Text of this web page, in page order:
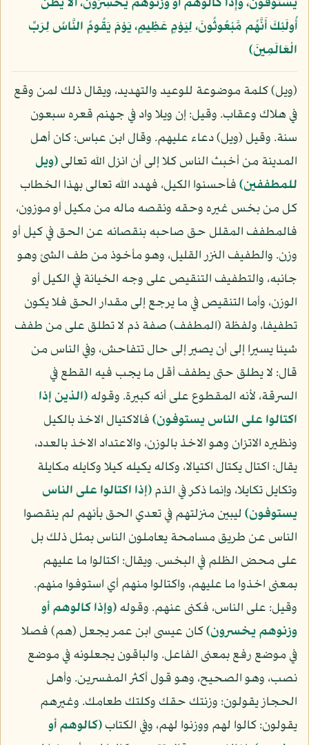
يَسْتَوْفُونَ، وَإِذَا كَالُوهُمْ أَو وَّزَنُوهُمْ يُخْسِرُونَ، أَلَا يَظُنُّ
أُولَئِكَ أَنَّهُم مَّبْعُوثُونَ، لِيَوْمٍ عَظِيمٍ، يَوْمَ يَقُومُ النَّاسُ لِرَبِّ
الْعَالَمِينَ﴾
(ويل) كلمة موضوعة للوعيد والتهديد، ويقال ذلك لمن وقع
في هلاك وعقاب. وقيل: إن ويلا واد في جهنم قعره سبعون
سنة. وقيل (ويل) دعاء عليهم. وقال ابن عباس: كان أهل
المدينة من أخبث الناس كلا إلى أن انزل الله تعالى(ويل
للمطففين)فأحسنوا الكيل، فهدد الله تعالى بهذا الخطاب
كل من بخس غيره وحقه ونقصه ماله من مكيل أو موزون،
فالمطفف المقلل حق صاحبه بنقصانه عن الحق في كيل أو
وزن. والطفيف النزر القليل، وهو مأخوذ من طف الشئ وهو
جانبه، والتطفيف التنقيص على وجه الخيانة في الكيل أو
الوزن، وأما التنقيص في ما يرجع إلى مقدار الحق فلا يكون
تطفيفا، ولفظة (المطفف) صفة ذم لا تطلق على من طفف
شيئا يسيرا إلى أن يصير إلى حال تتفاحش، وفي الناس من
قال: لا يطلق حتى يطفف أقل ما يجب فيه القطع في
السرقة، لأنه المقطوع على أنه كبيرة. وقوله(الذين إذا
اكتالوا على الناس يستوفون)فالاكتيال الاخذ بالكيل
ونظيره الاتزان وهو الاخذ بالوزن، والاعتداد الاخذ بالعدد،
يقال: اكتال يكتال اكتيالا، وكاله يكيله كيلا وكايله مكايلة
وتكايل تكايلا، وإنما ذكر في الذم(إذا اكتالوا على الناس
يستوفون)ليبين منزلتهم في تعدي الحق بأنهم لم ينقصوا
الناس عن طريق مسامحة يعاملون الناس بمثل ذلك بل
على محض الظلم في البخس. ويقال: اكتالوا ما عليهم
بمعنى اخذوا ما عليهم، واكتالوا منهم أي استوفوا منهم.
وقيل: على الناس، فكنى عنهم. وقوله(وإذا كالوهم أو
وزنوهم يخسرون)كان عيسى ابن عمر يجعل (هم) فصلا
في موضع رفع بمعنى الفاعل. والباقون يجعلونه في موضع
نصب، وهو الصحيح، وهو قول أكثر المفسرين. وأهل
الحجاز يقولون: وزنتك حقك وكلتك طعامك. وغيرهم
يقولون: كالوا لهم ووزنوا لهم، وفي الكتاب(كالوهم أو